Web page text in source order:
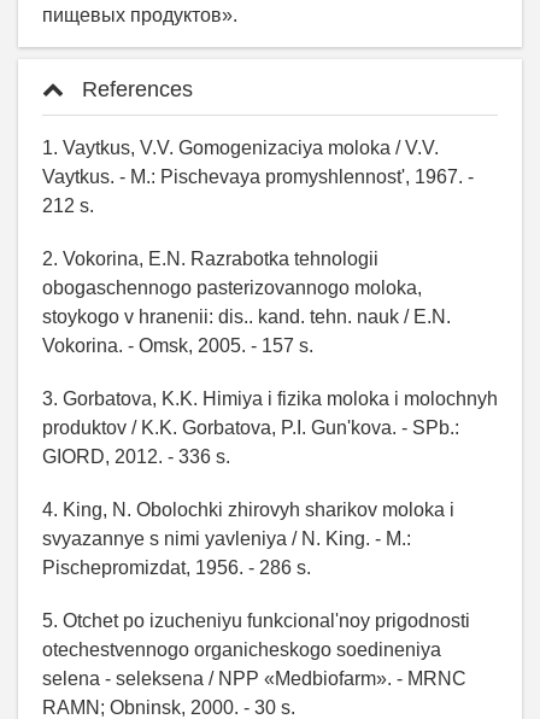
пищевых продуктов».
References
1. Vaytkus, V.V. Gomogenizaciya moloka / V.V.
Vaytkus. - M.: Pischevaya promyshlennost', 1967. -
212 s.
2. Vokorina, E.N. Razrabotka tehnologii
obogaschennogo pasterizovannogo moloka,
stoykogo v hranenii: dis.. kand. tehn. nauk / E.N.
Vokorina. - Omsk, 2005. - 157 s.
3. Gorbatova, K.K. Himiya i fizika moloka i molochnyh
produktov / K.K. Gorbatova, P.I. Gun'kova. - SPb.:
GIORD, 2012. - 336 s.
4. King, N. Obolochki zhirovyh sharikov moloka i
svyazannye s nimi yavleniya / N. King. - M.:
Pischepromizdat, 1956. - 286 s.
5. Otchet po izucheniyu funkcional'noy prigodnosti
otechestvennogo organicheskogo soedineniya
selena - seleksena / NPP «Medbiofarm». - MRNC
RAMN; Obninsk, 2000. - 30 s.